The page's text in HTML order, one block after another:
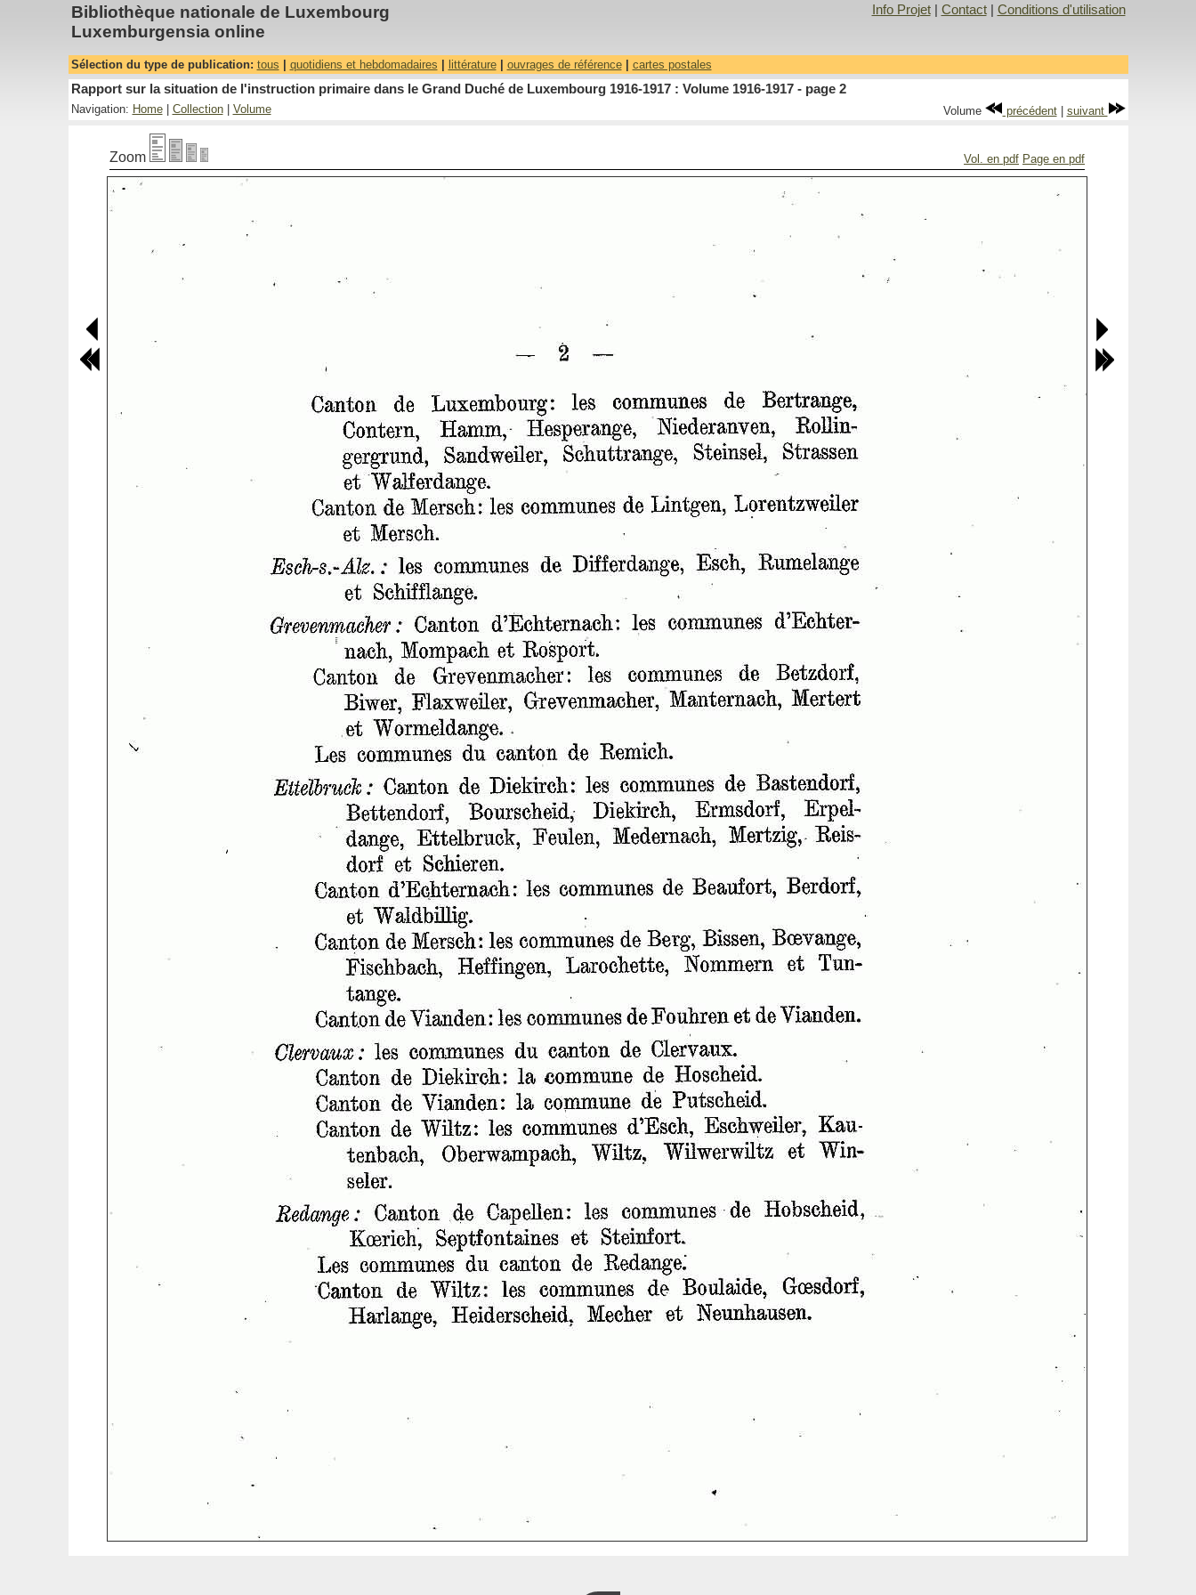
Bibliothèque nationale de Luxembourg
Luxemburgensia online
Info Projet| Contact| Conditions d'utilisation
Sélection du type de publication: tous quotidiens et hebdomadaires littérature| ouvrages de référence| cartes postales
Rapport sur la situation de l'instruction primaire dans le Grand Duché de Luxembourg 1916-1917 : Volume 1916-1917 - page 2
Navigation: Home| Collection| Volume Volume précédent| suivant
Zoom Vol. en pdf Page en pdf